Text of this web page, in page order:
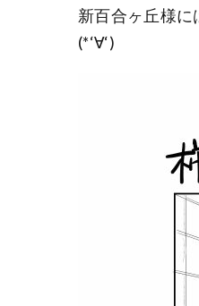
新百合ヶ丘様
(*‘∀‘)